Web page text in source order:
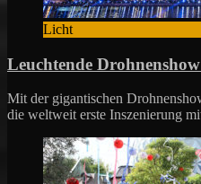
Licht
Leuchtende
Mit der gigantischen
die weltweit erste Inszenierung